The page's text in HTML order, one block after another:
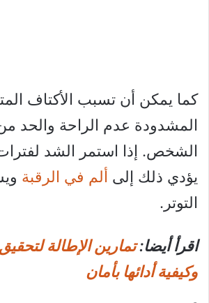
كما يمكن أن تسبب الأكتاف
المشدودة عدم الراحة والحد
الشخص. إذا استمر الشد
يؤدي ذلك إلى ألم في الرقبة
التوتر.
اقرأ أيضا:تمارين الإطالة
وكيفية أدائها بأمان